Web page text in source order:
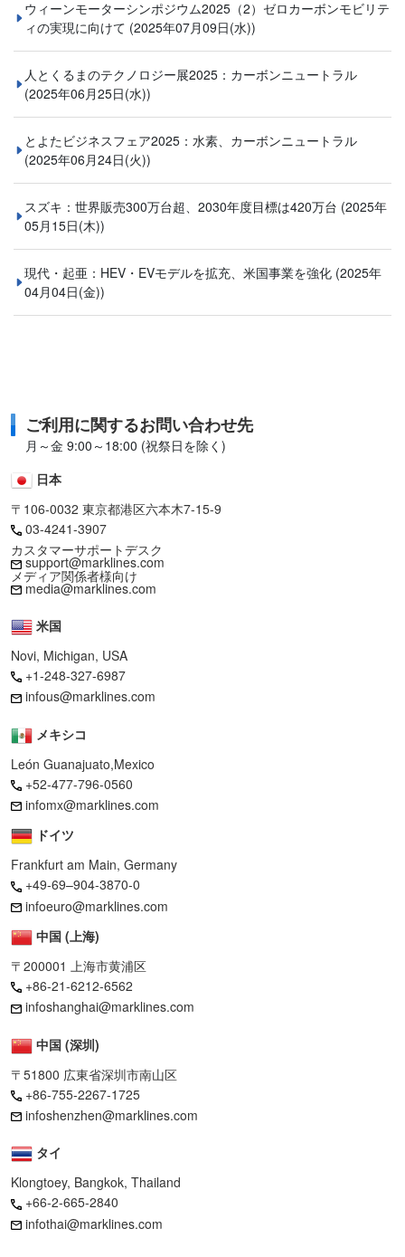
ウィーンモーターシンポジウム2025（2）ゼロカーボンモビリテ
ィの実現に向けて (2025年07月09日(水))
人とくるまのテクノロジー展2025：カーボンニュートラル
(2025年06月25日(水))
とよたビジネスフェア2025：水素、カーボンニュートラル
(2025年06月24日(火))
スズキ：世界販売300万台超、2030年度目標は420万台 (2025年
05月15日(木))
現代・起亜：HEV・EVモデルを拡充、米国事業を強化 (2025年
04月04日(金))
ご利用に関するお問い合わせ先
月～金 9:00～18:00 (祝祭日を除く)
日本
〒106-0032 東京都港区六本木7-15-9
03-4241-3907
カスタマーサポートデスク
support@marklines.com
メディア関係者様向け
media@marklines.com
米国
Novi, Michigan, USA
+1-248-327-6987
infous@marklines.com
メキシコ
León Guanajuato,Mexico
+52-477-796-0560
infomx@marklines.com
ドイツ
Frankfurt am Main, Germany
+49-69–904-3870-0
infoeuro@marklines.com
中国 (上海)
〒200001 上海市黄浦区
+86-21-6212-6562
infoshanghai@marklines.com
中国 (深圳)
〒51800 広東省深圳市南山区
+86-755-2267-1725
infoshenzhen@marklines.com
タイ
Klongtoey, Bangkok, Thailand
+66-2-665-2840
infothai@marklines.com